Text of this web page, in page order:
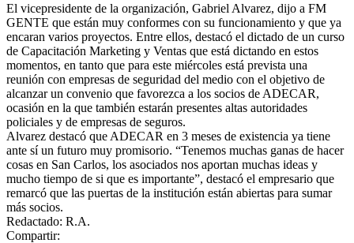
El vicepresidente de la organización, Gabriel Alvarez, dijo a FM
GENTE que están muy conformes con su funcionamiento y que ya
encaran varios proyectos. Entre ellos, destacó el dictado de un curso
de Capacitación Marketing y Ventas que está dictando en estos
momentos, en tanto que para este miércoles está prevista una
reunión con empresas de seguridad del medio con el objetivo de
alcanzar un convenio que favorezca a los socios de ADECAR,
ocasión en la que también estarán presentes altas autoridades
policiales y de empresas de seguros.
Alvarez destacó que ADECAR en 3 meses de existencia ya tiene
ante sí un futuro muy promisorio. “Tenemos muchas ganas de hacer
cosas en San Carlos, los asociados nos aportan muchas ideas y
mucho tiempo de si que es importante”, destacó el empresario que
remarcó que las puertas de la institución están abiertas para sumar
más socios.
Redactado: R.A.
Compartir: